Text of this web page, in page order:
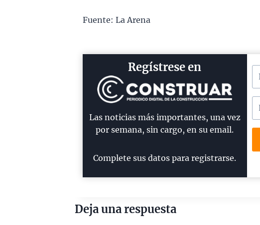
Fuente: La Arena
Regístrese en
Las noticias más importantes, una vez
por semana, sin cargo, en su email.
Complete sus datos para registrarse.
Deja una respuesta